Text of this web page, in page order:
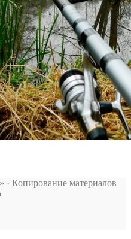
Копирование материалов